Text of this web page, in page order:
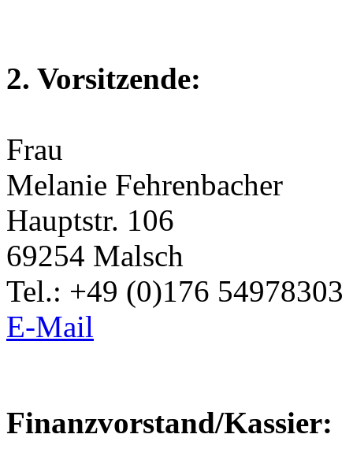
2. Vorsitzende:
Frau
Melanie Fehrenbacher
Hauptstr. 106
69254 Malsch
Tel.: +49 (0)176 54978303
E-Mail
Finanzvorstand/Kassier: